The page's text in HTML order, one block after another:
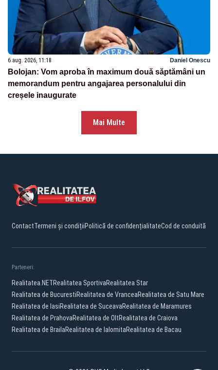
6 aug. 2026, 11:18 Daniel Onescu
Bolojan: Vom aproba în maximum două săptămâni un
memorandum pentru angajarea personalului din
creșele inaugurate
Mai Multe
ContactTermeni și condițiiPolitică de confidențialitateCod de conduită
Parteneri:
Realitatea.NETRealitatea SportivaRealitatea Star
Realitatea de BucurestiRealitatea de VranceaRealitatea de Satu Mare
Realitatea de IasiRealitatea de SuceavaRealitatea de Maramures
Realitatea de PrahovaRealitatea de OltRealitatea de Craiova
Realitatea de BrailaRealitatea de IalomitaRealitatea de Bacau